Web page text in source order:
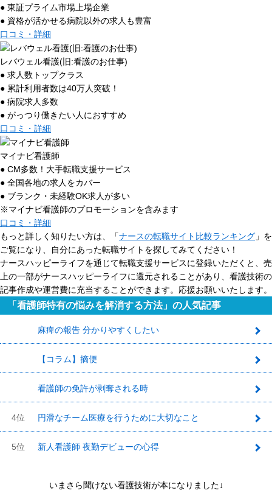
● 東証プライム市場上場企業
● 資格が活かせる病院以外の求人も豊富
口コミ・詳細
レバウェル看護(旧:看護のお仕事)
● 求人数トップクラス
● 累計利用者数は40万人突破！
● 病院求人多数
● がっつり働きたい人におすすめ
口コミ・詳細
マイナビ看護師
● CM多数！大手転職支援サービス
● 全国各地の求人をカバー
● ブランク・未経験OK求人が多い
※マイナビ看護師のプロモーションを含みます
口コミ・詳細
もっと詳しく知りたい方は、「ナースの転職サイト比較ランキング 」を
ご覧になり、自分にあった転職サイトを探してみてください！
ナースハッピーライフを通じて転職支援サービスに登録いただくと、売
上の一部がナースハッピーライフに還元されることがあり、看護技術の
記事作成や運営費に充当することができます。応援お願いいたします。
「看護師特有の悩みを解消する方法」の人気記事
麻痺の報告 分かりやすくしたい
【コラム】摘便
看護師の免許が剥奪される時
4位 円滑なチーム医療を行うために大切なこと
5位 新人看護師 夜勤デビューの心得
いまさら聞けない看護技術が本になりました↓